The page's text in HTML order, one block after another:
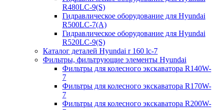
R480LC-9(S)
Гидравлическое оборудование для Hyundai
R500LC-7(A)
Гидравлическое оборудование для Hyundai
R520LC-9(S)
Каталог деталей Hyundai r 160 lc-7
Фильтры, фильтрующие элементы Hyundai
Фильтры для колесного экскаватора R140W-
7
Фильтры для колесного экскаватора R170W-
7
Фильтры для колесного экскаватора R200W-